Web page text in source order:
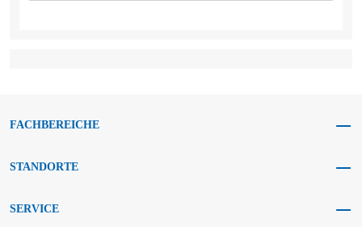
FACHBEREICHE
STANDORTE
SERVICE